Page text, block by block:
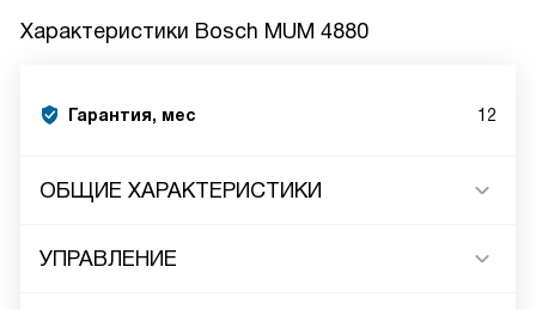
Характеристики Bosch MUM 4880
Гарантия, мес 12
ОБЩИЕ ХАРАКТЕРИСТИКИ
УПРАВЛЕНИЕ